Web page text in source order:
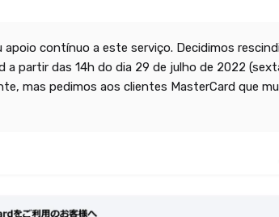
contínuo a este serviço. Decidimos
partir das 14h do dia 29 de julho de 2022
mas pedimos aos clientes MasterCard que